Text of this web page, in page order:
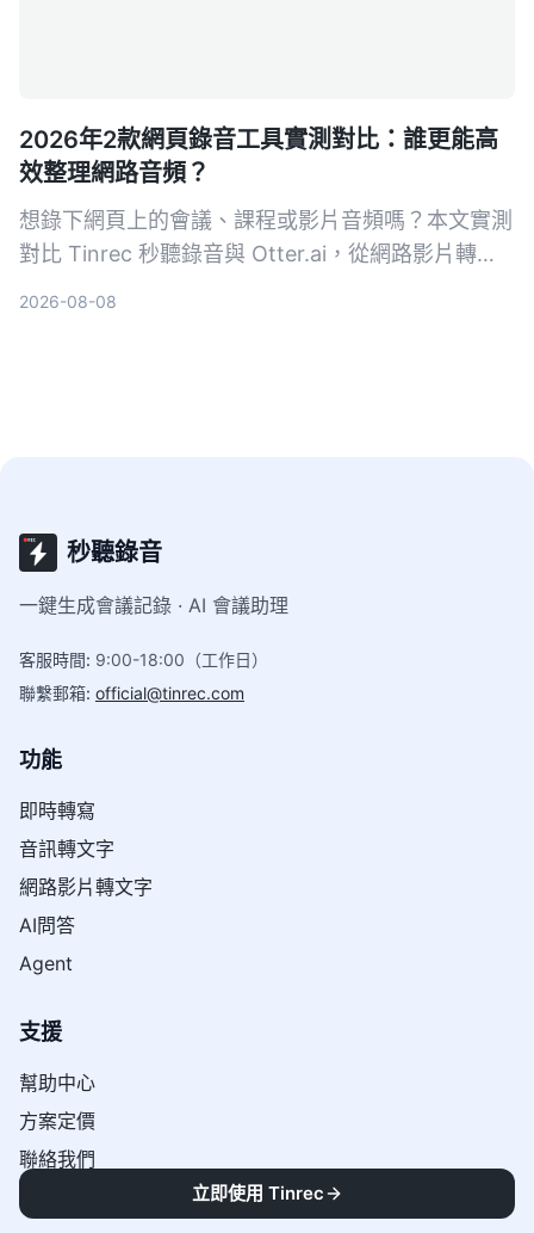
2026年2款網頁錄音工具實測對比：誰更能高
效整理網路音頻？
想錄下網頁上的會議、課程或影片音頻嗎？本文實測
對比 Tinrec 秒聽錄音與 Otter.ai，從網路影片轉
2026-08-08
秒聽錄音
一鍵生成會議記錄 · AI 會議助理
客服時間: 9:00-18:00（工作日）
聯繫郵箱: official@tinrec.com
功能
即時轉寫
音訊轉文字
網路影片轉文字
AI問答
Agent
支援
幫助中心
方案定價
聯絡我們
立即使用 Tinrec